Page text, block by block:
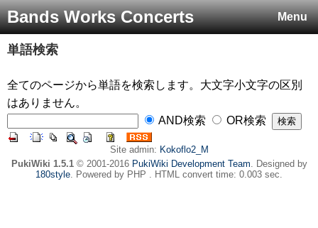
Menu
Bands Works Concerts
単語検索
全てのページから単語を検索します。大文字小文字の区別
はありません。
AND検索
OR検索
Site admin: Kokoflo2_M
PukiWiki 1.5.1© 2001-2016 PukiWiki Development Team. Designed by
180style. Powered by PHP . HTML convert time: 0.003 sec.